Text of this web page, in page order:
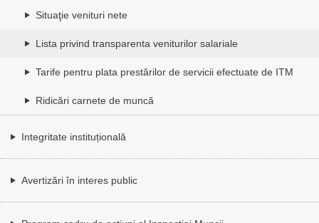
Situaţie venituri nete
Lista privind transparenta veniturilor salariale
Tarife pentru plata prestărilor de servicii efectuate de ITM
Ridicări carnete de muncă
Integritate instituțională
Avertizări în interes public